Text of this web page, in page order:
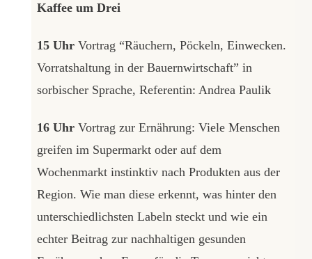
Kaffee um Drei
15 UhrVortrag “Räuchern, Pöckeln, Einwecken.
Vorratshaltung in der Bauernwirtschaft” in
sorbischer Sprache, Referentin: Andrea Paulik
16 Uhr Vortrag zur Ernährung: Viele Menschen
greifen im Supermarkt oder auf dem
Wochenmarkt instinktiv nach Produkten aus der
Region. Wie man diese erkennt, was hinter den
unterschiedlichsten Labeln steckt und wie ein
echter Beitrag zur nachhaltigen gesunden